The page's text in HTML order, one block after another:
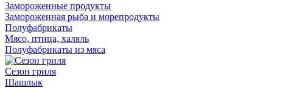
Замороженные продукты
Замороженная рыба и морепродукты
Полуфабрикаты
Мясо, птица, халяль
Полуфабрикаты из мяса
Сезон гриля
Шашлык